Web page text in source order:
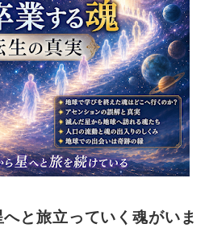
と旅立っていく魂がいま